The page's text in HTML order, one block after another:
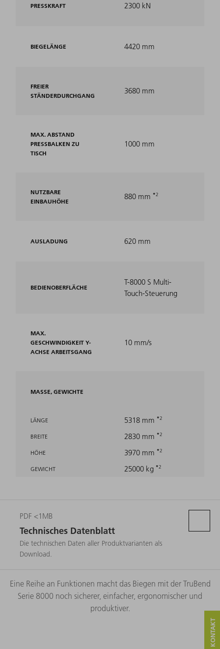
PRESSKRAFT 2300 kN
BIEGELÄNGE 4420 mm
FREIER
STÄNDERDURCHGANG
3680 mm
MAX. ABSTAND
PRESSBALKEN ZU
TISCH
1000 mm
NUTZBARE
EINBAUHÖHE
880 mm 2
AUSLADUNG 620 mm
BEDIENOBERFLÄCHE
T-8000 S Multi-
Touch-Steuerung
MAX.
GESCHWINDIGKEIT Y-
ACHSE ARBEITSGANG
10 mm/s
MASSE, GEWICHTE
LÄNGE 5318 mm 2
BREITE 2830 mm 2
HÖHE 3970 mm 2
GEWICHT 25000 kg 2
PDF <1MB
Technisches Datenblatt
Die technischen Daten aller Produktvarianten als
Download.
Eine Reihe an Funktionen macht das Biegen mit der TruBend
Serie 8000 noch sicherer, einfacher, ergonomischer und
produktiver.